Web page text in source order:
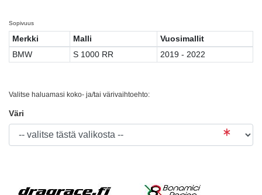
Sopivuus
Merkki Malli
Vuosimallit
BMW
S 1000 RR 2019 - 2022
Valitse haluamasi koko- ja/tai värivaihtoehto:
Väri